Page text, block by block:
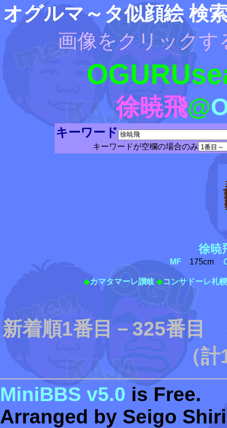
オグルマ～タ似顔絵 検
画像をクリックす
徐暁飛@
キーワード
キーワードが空欄の場合のみ
徐暁
MF175cm
◆カマタマーレ讃岐 ◆コンサドーレ札幌
新着順1番目－325番
（計
MiniBBS v5.0 is Free.
Arranged by Seigo